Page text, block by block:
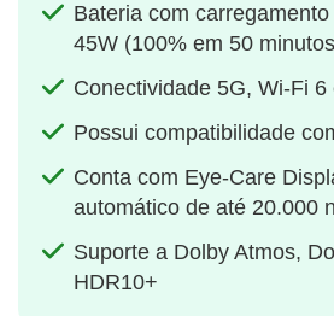
Bateria com
45W (100% em 50
Conectividade 5G, Wi-Fi 6
Possui compatibilidade
Conta com Eye-Care
automático de até 20.000
Suporte a Dolby Atmos,
HDR10+